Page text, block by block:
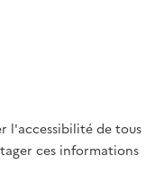
l'accessibilité de tous
ces informations